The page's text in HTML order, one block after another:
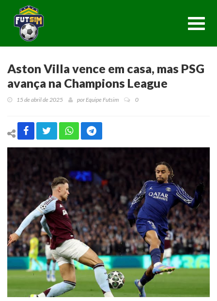
Aston Villa vence em casa, mas PSG
avança na Champions League
15 de abril de 2025 por Equipe Futsim 0